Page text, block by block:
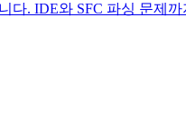
다. IDE와 SFC 파싱 문제